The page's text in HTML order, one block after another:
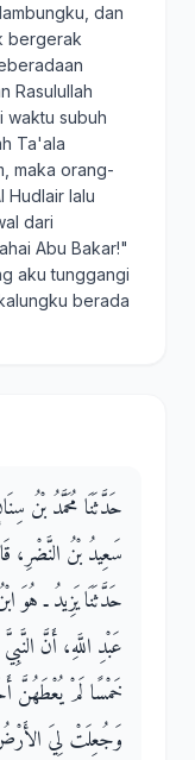
dan
bergerak
Rasulullah
waktu subuh
Ta'ala
maka orang-
Hudlair lalu
dari
Abu Bakar!"
aku tunggangi
berada
حَدَّثَنَا مُحَمَّدُ بْنُ
سَعِيدُ بْنُ النَّضْرِ،
حَدَّثَنَا يَزِيدُ ـ هُوَ
عَبْدِ اللَّهِ، أَنَّ
خَمْسًا لَمْ يُعْطَهُنَّ
وَجُعِلَتْ لِيَ